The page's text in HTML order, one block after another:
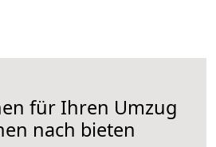
für Ihren Umzug
nach bieten